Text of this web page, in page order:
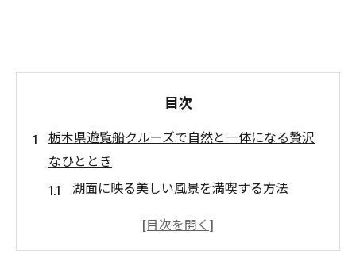
目次
栃木県遊覧船クルーズで自然と一体になる贅沢
なひととき
湖面に映る美しい風景を満喫する方法
遊覧船で巡る自然の息吹を感じる瞬間